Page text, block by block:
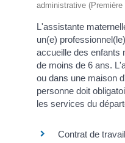
administrative (Première
L'assistante
un(e)
accueille des enfants
de moins de 6 ans.
ou dans une maison
personne doit
les services du
Contrat de